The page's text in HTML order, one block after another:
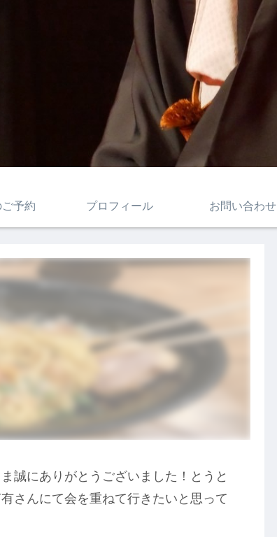
予約 プロフィール お問い合わせ
誠にありがとうございました！とうと
さんにて会を重ねて行きたいと思って